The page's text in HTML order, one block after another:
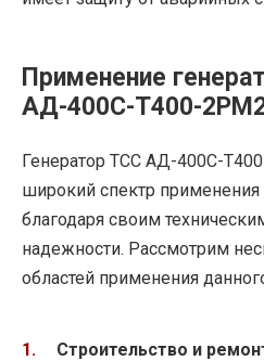
Применение
АД-400С-Т400-
Генератор ТСС АД-400С-
широкий спектр применения
благодаря своим
надежности. Рассмотрим
областей применения
Строительство и